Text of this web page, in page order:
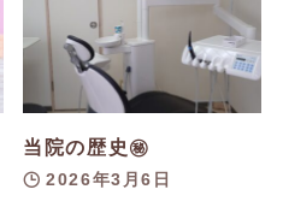
当院の歴史㊙️
2026年3月6日